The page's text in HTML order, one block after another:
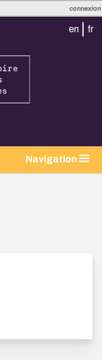
connexion
en fr
Navigation